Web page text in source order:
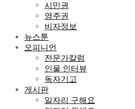
시민권
영주권
비자정보
뉴스툰
오피니언
전문가칼럼
인물 인터뷰
독자기고
게시판
일자리 구해요